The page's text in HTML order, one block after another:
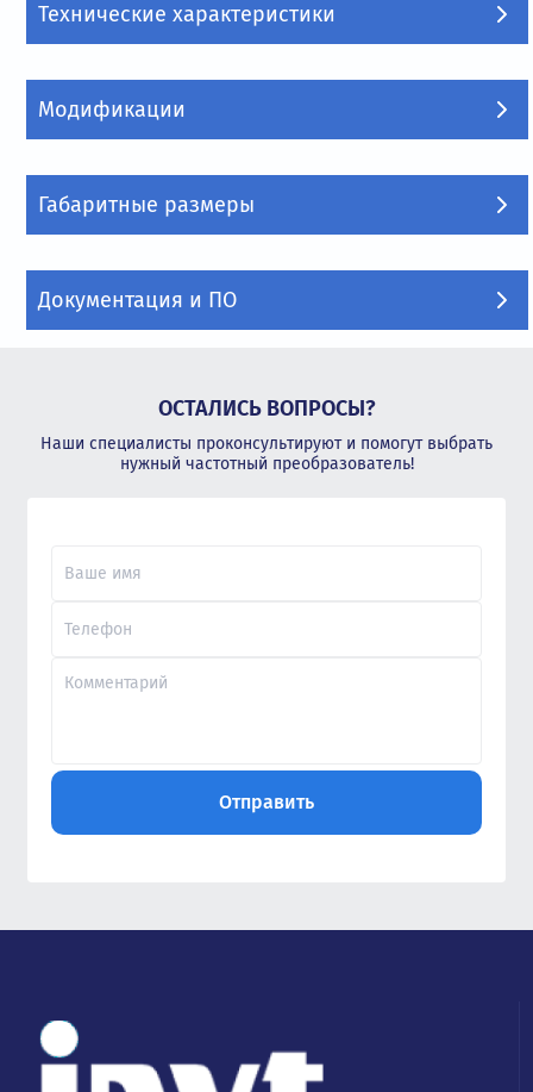
Технические характеристики
Модификации
Габаритные размеры
Документация и ПО
ОСТАЛИСЬ ВОПРОСЫ?
Наши специалисты проконсультируют и помогут выбрать
нужный частотный преобразователь!